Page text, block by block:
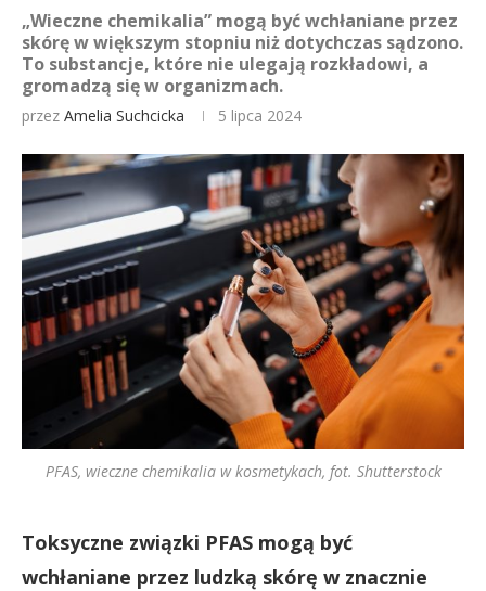
„Wieczne chemikalia” mogą być wchłaniane przez
skórę w większym stopniu niż dotychczas sądzono.
To substancje, które nie ulegają rozkładowi, a
gromadzą się w organizmach.
przez Amelia Suchcicka 5 lipca 2024
PFAS, wieczne chemikalia w kosmetykach, fot. Shutterstock
Toksyczne związki PFAS mogą być
wchłaniane przez ludzką skórę w znacznie